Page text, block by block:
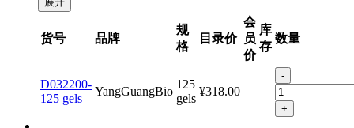
展开
货号 品牌
规
格
目录价
会
员
价
库
存
数量
D032200-
125 gels
YangGuangBio
125
gels
¥318.00
-
+